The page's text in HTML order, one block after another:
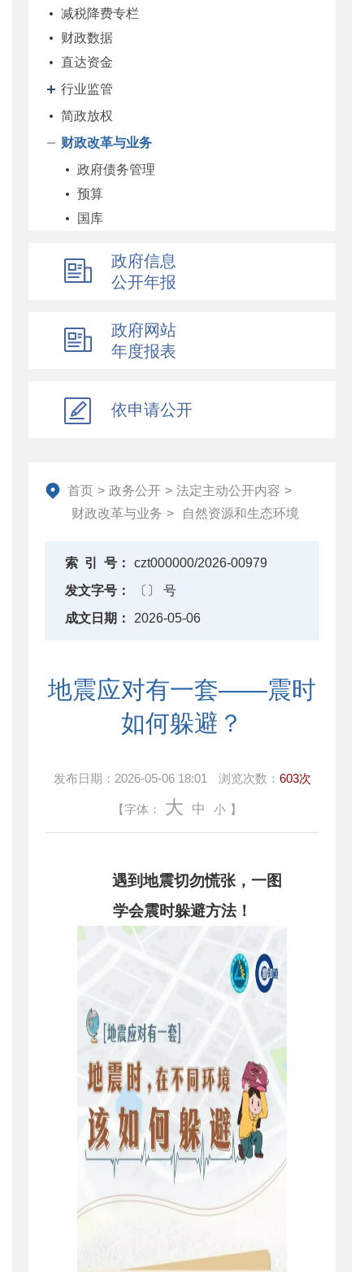
减税降费专栏
财政数据
直达资金
行业监管
简政放权
财政改革与业务
政府债务管理
预算
国库
科教和文化
农业农村
自然资源和生态环境
乡村振兴
资产监督管理
金融工作
财政内控监督
下载中心
重点领域信息公开
政府信息
公开年报
政府网站
年度报表
依申请公开
首页 > 政务公开 > 法定主动公开内容 >
财政改革与业务 > 自然资源和生态环境
索 引 号：
czt000000/2026-00979
发文字号：
〔〕 号
成文日期：
2026-05-06
地震应对有一套——震时
如何躲避？
发布日期： 2026-05-06 18:01 浏览次数： 603次
【字体： 大 中 小 】
遇到地震切勿慌张，一图
学会震时躲避方法！